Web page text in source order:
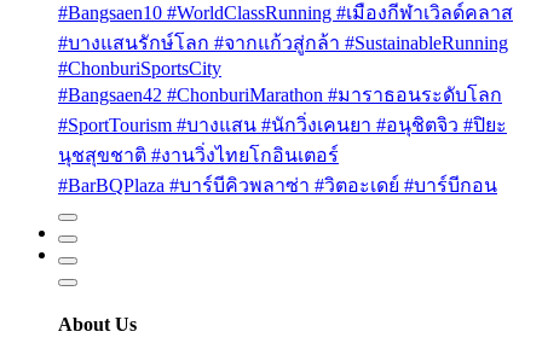
#Bangsaen10 #WorldClassRunning #เมืองกีฬาเวิลด์คลาส
#บางแสนรักษ์โลก #จากแก้วสู่กล้า #SustainableRunning
#ChonburiSportsCity
#Bangsaen42 #ChonburiMarathon #มาราธอนระดับโลก
#SportTourism #บางแสน #นักวิ่งเคนยา #อนุชิตจิว #ปิยะ
นุชสุขชาติ #งานวิ่งไทยโกอินเตอร์
#BarBQPlaza #บาร์บีคิวพลาซ่า #วิตอะเดย์ #บาร์บีกอน
About Us